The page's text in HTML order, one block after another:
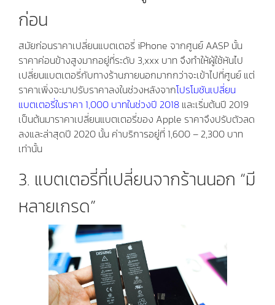
ก่อน
สมัยก่อนราคาเปลี่ยนแบตเตอรี่ iPhone จากศูนย์ AASP นั้น
ราคาค่อนข้างสูงมากอยู่ที่ระดับ 3,xxx บาท จึงทำให้ผู้ใช้หันไป
เปลี่ยนแบตเตอรี่กับทางร้านภายนอกมากกว่าจะเข้าไปที่ศูนย์ แต่
ราคาเพิ่งจะมาปรับราคาลงในช่วงหลังจากโปรโมชันเปลี่ยน
แบตเตอรี่ในราคา 1,000 บาทในช่วงปี 2018 และเริ่มต้นปี 2019
เป็นต้นมาราคาเปลี่ยนแบตเตอรี่ของ Apple ราคาจึงปรับตัวลด
ลงและล่าสุดปี 2020 นั้น ค่าบริการอยู่ที่ 1,600 – 2,300 บาท
เท่านั้น
3. แบตเตอรี่ที่เปลี่ยนจากร้านนอก “มี
หลายเกรด”